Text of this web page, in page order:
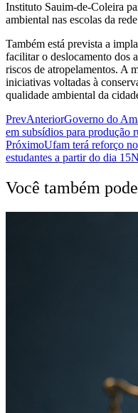
Instituto Sauim-de-Coleira
ambiental nas escolas da
Também está prevista a
facilitar o deslocamento dos
riscos de atropelamentos. A
iniciativas voltadas à
qualidade ambiental da
PrevAnteriorGoverno do
em subsídios para produção
PróximoUfam terá reforço
estudantes a partir do dia 15
Você também